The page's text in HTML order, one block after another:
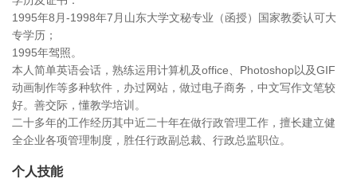
1995年8月-1998年7月山东大学文秘专业（函授）国家教委认可大
专学历；
1995年驾照。
本人简单英语会话，熟练运用计算机及office、Photoshop以及GIF
动画制作等多种软件，办过网站，做过电子商务，中文写作文笔较
好。善交际，懂教学培训。
二十多年的工作经历其中近二十年在做行政管理工作，擅长建立健
全企业各项管理制度，胜任行政副总裁、行政总监职位。
个人技能